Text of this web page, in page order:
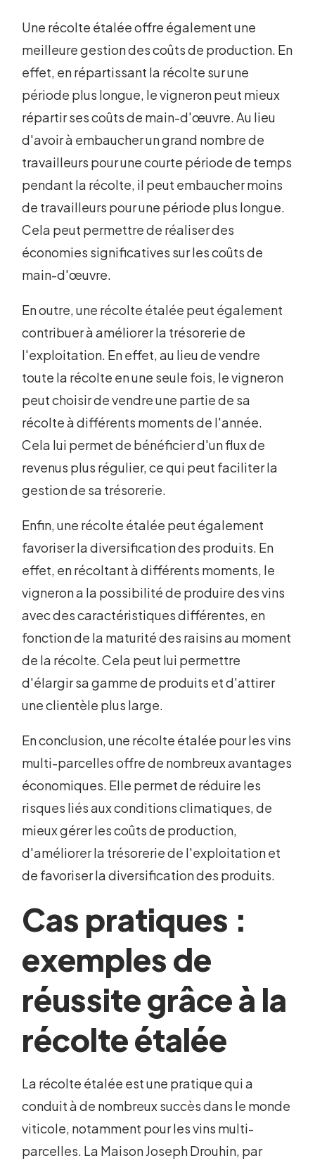
Une récolte étalée offre également une
meilleure gestion des coûts de production. En
effet, en répartissant la récolte sur une
période plus longue, le vigneron peut mieux
répartir ses coûts de main-d'œuvre. Au lieu
d'avoir à embaucher un grand nombre de
travailleurs pour une courte période de temps
pendant la récolte, il peut embaucher moins
de travailleurs pour une période plus longue.
Cela peut permettre de réaliser des
économies significatives sur les coûts de
main-d'œuvre.
En outre, une récolte étalée peut également
contribuer à améliorer la trésorerie de
l'exploitation. En effet, au lieu de vendre
toute la récolte en une seule fois, le vigneron
peut choisir de vendre une partie de sa
récolte à différents moments de l'année.
Cela lui permet de bénéficier d'un flux de
revenus plus régulier, ce qui peut faciliter la
gestion de sa trésorerie.
Enfin, une récolte étalée peut également
favoriser la diversification des produits. En
effet, en récoltant à différents moments, le
vigneron a la possibilité de produire des vins
avec des caractéristiques différentes, en
fonction de la maturité des raisins au moment
de la récolte. Cela peut lui permettre
d'élargir sa gamme de produits et d'attirer
une clientèle plus large.
En conclusion, une récolte étalée pour les vins
multi-parcelles offre de nombreux avantages
économiques. Elle permet de réduire les
risques liés aux conditions climatiques, de
mieux gérer les coûts de production,
d'améliorer la trésorerie de l'exploitation et
de favoriser la diversification des produits.
Cas pratiques :
exemples de
réussite grâce à la
récolte étalée
La récolte étalée est une pratique qui a
conduit à de nombreux succès dans le monde
viticole, notamment pour les vins multi-
parcelles. La Maison Joseph Drouhin, par